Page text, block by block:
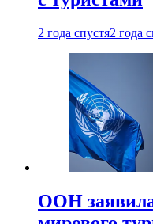
2 года спустя2 года
ООН